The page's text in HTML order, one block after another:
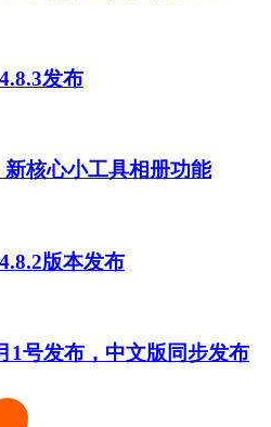
发布
新核心小工具相册功能
版本发布
1号发布，中文版同步发布